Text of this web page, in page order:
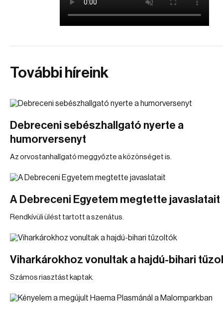
További híreink
Debreceni sebészhallgató nyerte a
humorversenyt
Az orvostanhallgató meggyőzte a közönséget is.
A Debreceni Egyetem megtette javaslatait
Rendkívüli ülést tartott a szenátus.
Viharkárokhoz vonultak a hajdú-bihari
Számos riasztást kaptak.